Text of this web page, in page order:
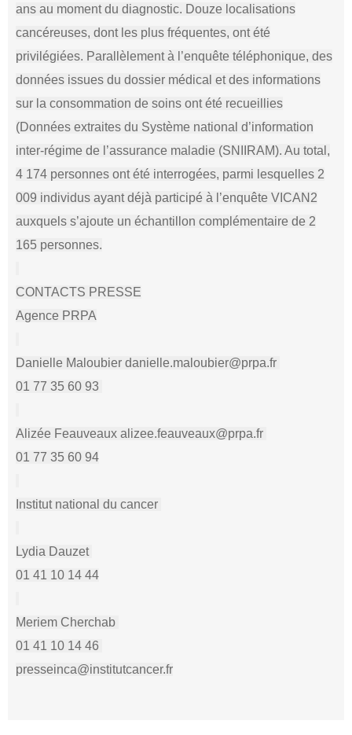
ans au moment du diagnostic. Douze localisations
cancéreuses, dont les plus fréquentes, ont été
privilégiées. Parallèlement à l’enquête téléphonique, des
données issues du dossier médical et des informations
sur la consommation de soins ont été recueillies
(Données extraites du Système national d’information
inter-régime de l’assurance maladie (SNIIRAM). Au total,
4 174 personnes ont été interrogées, parmi lesquelles 2
009 individus ayant déjà participé à l’enquête VICAN2
auxquels s’ajoute un échantillon complémentaire de 2
165 personnes.
CONTACTS PRESSE
Agence PRPA
Danielle Maloubier danielle.maloubier@prpa.fr
01 77 35 60 93
Alizée Feauveaux alizee.feauveaux@prpa.fr
01 77 35 60 94
Institut national du cancer
Lydia Dauzet
01 41 10 14 44
Meriem Cherchab
01 41 10 14 46
presseinca@institutcancer.fr